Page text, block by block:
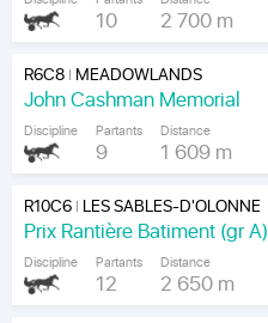
10 2 700 m
R6C8| MEADOWLANDS
John Cashman Memorial
Discipline Partants
9
Distance
1 609 m
R10C6| LES SABLES-D'OLONNE
Prix Rantière Batiment (gr A)
Discipline Partants
12
Distance
2 650 m